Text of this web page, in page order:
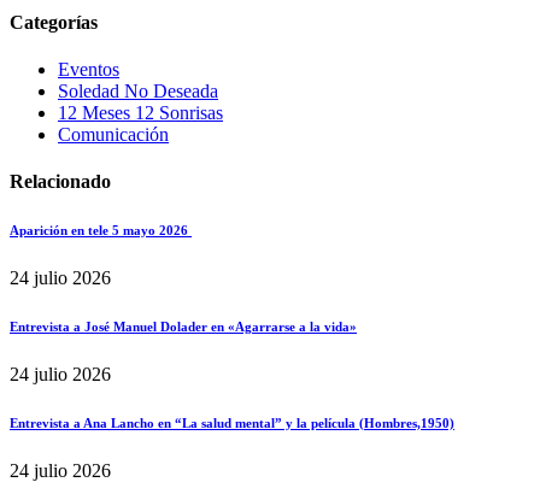
Categorías
Eventos
Soledad No Deseada
12 Meses 12 Sonrisas
Comunicación
Relacionado
Aparición en tele 5 mayo 2026
24 julio 2026
Entrevista a José Manuel Dolader en «Agarrarse a la vida»
24 julio 2026
Entrevista a Ana Lancho en “La salud mental” y la película (Hombres,1950)
24 julio 2026